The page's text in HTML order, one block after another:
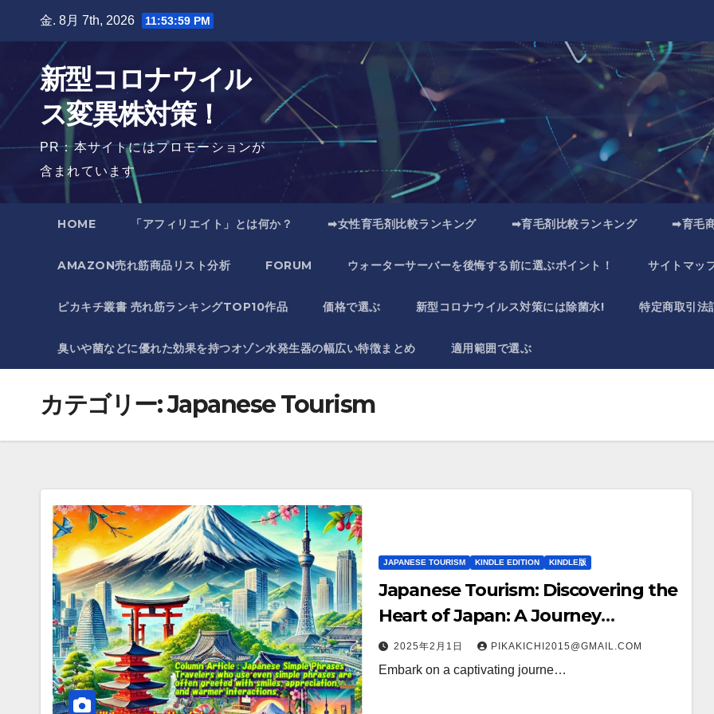
金. 8月 7th, 2026 11:54:00 PM
新型コロナウイル
ス変異株対策！
PR：本サイトにはプロモーションが
含まれています
HOME 「アフィリエイト」とは何か？ ➡女性育毛剤比較ランキング ➡育毛剤比較ランキング ➡育毛
AMAZON売れ筋商品リスト分析 FORUM ウォーターサーバーを後悔する前に選ぶポイント！ サイトマッ
ピカキチ叢書 売れ筋ランキングTOP10作品 価格で選ぶ 新型コロナウイルス対策には除菌水! 特定商取引法
臭いや菌などに優れた効果を持つオゾン水発生器の幅広い特徴まとめ 適用範囲で選ぶ
カテゴリー:Japanese Tourism
JAPANESE TOURISM KINDLE EDITION KINDLE版
Japanese Tourism: Discovering the
Heart of Japan: A Journey
Through Tradition, Innovation,
and Natural Wonders (Global
2025年2月1日 PIKAKICHI2015@GMAIL.COM
Embark on a captivating journe…